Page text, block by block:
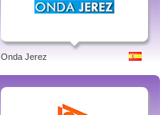
Onda Jerez